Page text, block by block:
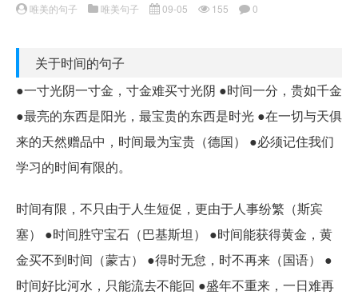
唯美的句子 唯美句子 09-05 155 0
关于时间的句子
●一寸光阴一寸金，寸金难买寸光阴 ●时间一分，贵如千金
●最亮的东西是阳光，最宝贵的东西是时光 ●在一切与天俱
来的天然赠品中，时间最为宝贵（德国） ●必须记住我们
学习的时间有限的。
时间有限，不只由于人生短促，更由于人事纷繁（斯宾
塞） ●时间胜守宝石（巴基斯坦） ●时间能获得黄金，黄
金买不到时间（蒙古） ●得时无怠，时不再来（国语） ●
时间好比河水，只能流去不能回 ●盛年不重来，一日难再